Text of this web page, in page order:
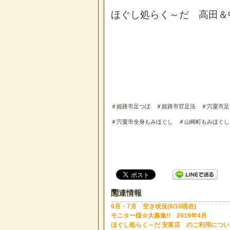
ほぐし処らく～だ 高田＆
＃姫路市足つぼ ＃姫路市官足法 ＃宍粟市足
＃宍粟市全身もみほぐし ＃山崎町もみほぐ
関連情報
6月・7月 空き状況(6/10現在)
モニター様☆大募集!! 2019年4月
ほぐし処らく～だ 安富店 のご利用につい